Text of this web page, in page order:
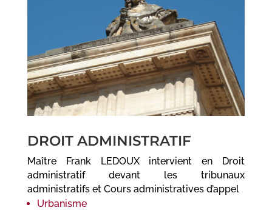
DROIT ADMINISTRATIF
Maître Frank LEDOUX intervient en Droit
administratif devant les tribunaux
administratifs et Cours administratives d’appel
Urbanisme